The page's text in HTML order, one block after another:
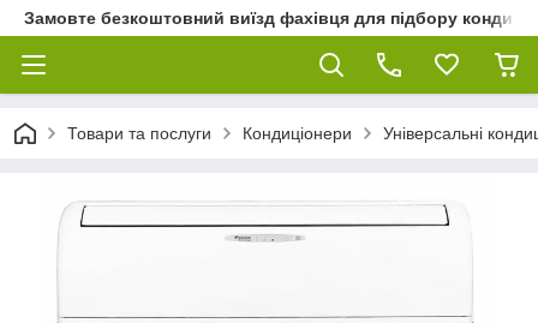
Замовте безкоштовний виїзд фахівця для підбору
Товари та послуги Кондиціонери Універсальні